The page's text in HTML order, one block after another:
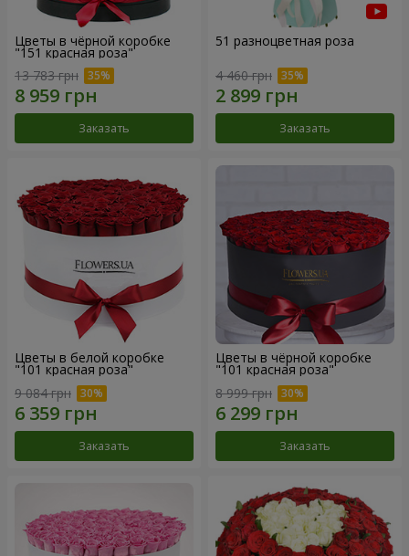
Цветы в чёрной коробке
"151 красная роза"
13 783 грн
Заказать
51 разноцветная роза
4 460 грн
Заказать
Цветы в белой коробке
"101 красная роза"
9 084 грн
Заказать
Цветы в чёрной коробке
"101 красная роза"
8 999 грн
Заказать